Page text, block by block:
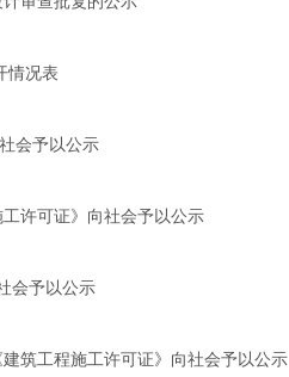
情况表
会予以公示
许可证》向社会予以公示
会予以公示
筑工程施工许可证》向社会予以公示